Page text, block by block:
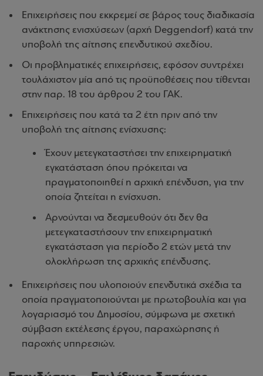
Επιχειρήσεις που εκκρεμεί σε βάρος τους διαδικασία
ανάκτησης ενισχύσεων (αρχή Deggendorf) κατά την
υποβολή της αίτησης επενδυτικού σχεδίου.
Οι προβληματικές επιχειρήσεις, εφόσον συντρέχει
τουλάχιστον μία από τις προϋποθέσεις που τίθενται
στην παρ. 18 του άρθρου 2 του ΓΑΚ.
Επιχειρήσεις που κατά τα 2 έτη πριν από την
υποβολή της αίτησης ενίσχυσης:
Έχουν μετεγκαταστήσει την επιχειρηματική
εγκατάσταση όπου πρόκειται να
πραγματοποιηθεί η αρχική επένδυση, για την
οποία ζητείται η ενίσχυση.
Αρνούνται να δεσμευθούν ότι δεν θα
μετεγκαταστήσουν την επιχειρηματική
εγκατάσταση για περίοδο 2 ετών μετά την
ολοκλήρωση της αρχικής επένδυσης.
Επιχειρήσεις που υλοποιούν επενδυτικά σχέδια τα
οποία πραγματοποιούνται με πρωτοβουλία και για
λογαριασμό του Δημοσίου, σύμφωνα με σχετική
σύμβαση εκτέλεσης έργου, παραχώρησης ή
παροχής υπηρεσιών.